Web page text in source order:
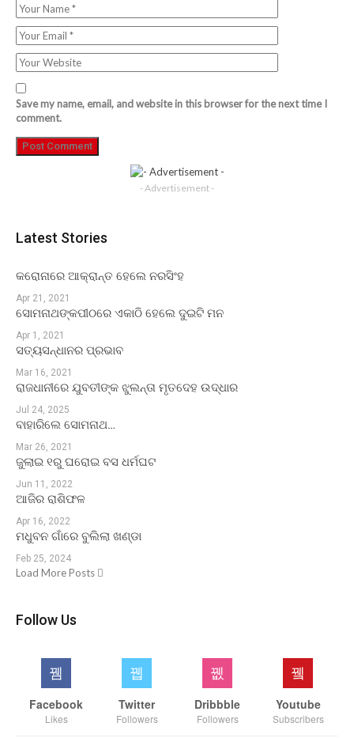
Save my name, email, and website in this browser for the next time I
comment.
- Advertisement -
Latest Stories
କରୋନାରେ ଆକ୍ରାନ୍ତ ହେଲେ ନରସିଂହ
Apr 21, 2021
ସୋମନାଥଙ୍କପୀଠରେ ଏକାଠି ହେଲେ ଦୁଇଟି ମନ
Apr 1, 2021
ସତ୍ୟସନ୍ଧାନର ପ୍ରଭାବ
Mar 16, 2021
ରାଜଧାନୀରେ ଯୁବତୀଙ୍କ ଝୁଲନ୍ତା ମୃତଦେହ ଉଦ୍ଧାର
Jul 24, 2025
ବାହାରିଲେ ସୋମନାଥ…
Mar 26, 2021
ଜୁଲାଇ ୧ରୁ ଘରୋଇ ବସ ଧର୍ମଘଟ
Jun 11, 2022
ଆଜିର ରାଶିଫଳ
Apr 16, 2022
ମଧୁବନ ଗାଁରେ ବୁଲିଲା ଖଣ୍ଡା
Feb 25, 2024
Load More Posts
Follow Us
Facebook
Likes
Twitter
Followers
Dribbble
Followers
Youtube
Subscribers